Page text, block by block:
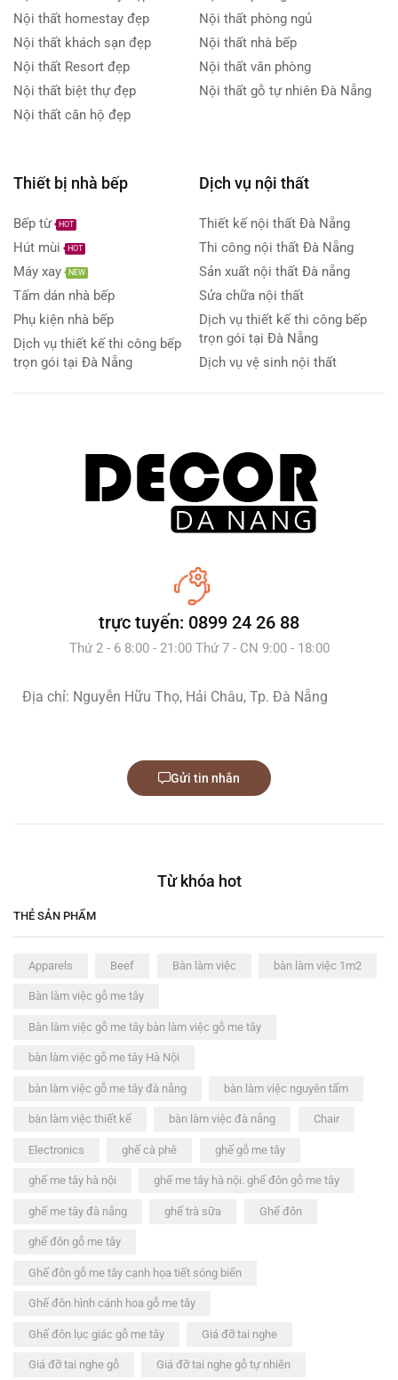
Nội thất homestay đẹp
Nội thất khách sạn đẹp
Nội thất Resort đẹp
Nội thất biệt thự đẹp
Nội thất căn hộ đẹp
Nội thất phòng ngủ
Nội thất nhà bếp
Nội thất văn phòng
Nội thất gỗ tự nhiên Đà Nẵng
Thiết bị nhà bếp
Bếp từ HOT
Hút mùi HOT
Máy xay NEW
Tấm dán nhà bếp
Phụ kiện nhà bếp
Dịch vụ thiết kế thi công bếp
trọn gói tại Đà Nẵng
Dịch vụ nội thất
Thiết kế nội thất Đà Nẵng
Thi công nội thất Đà Nẵng
Sản xuất nội thất Đà nẵng
Sửa chữa nội thất
Dịch vụ thiết kế thi công bếp
trọn gói tại Đà Nẵng
Dịch vụ vệ sinh nội thất
trực tuyến: 0899 24 26 88
Thứ 2 - 6 8:00 - 21:00 Thứ 7 - CN 9:00 - 18:00
Địa chỉ: Nguyễn Hữu Thọ, Hải Châu, Tp. Đà Nẵng
Gửi tin nhắn
Từ khóa hot
THẺ SẢN PHẨM
Apparels Beef Bàn làm việc bàn làm việc 1m2
Bàn làm việc gỗ me tây
Bàn làm việc gỗ me tây bàn làm việc gỗ me tây
bàn làm việc gỗ me tây Hà Nội
bàn làm việc gỗ me tây đà nẵng bàn làm việc nguyên tấm
bàn làm việc thiết kế bàn làm việc đà nẵng Chair
Electronics ghế cà phê ghế gỗ me tây
ghế me tây hà nội ghế me tây hà nội. ghế đôn gỗ me tây
ghế me tây đà nẵng ghế trà sữa Ghế đôn
ghế đôn gỗ me tây
Ghế đôn gỗ me tây cạnh họa tiết sóng biển
Ghế đôn hình cánh hoa gỗ me tây
Ghế đôn lục giác gỗ me tây Giá đỡ tai nghe
Giá đỡ tai nghe gỗ Giá đỡ tai nghe gỗ tự nhiên